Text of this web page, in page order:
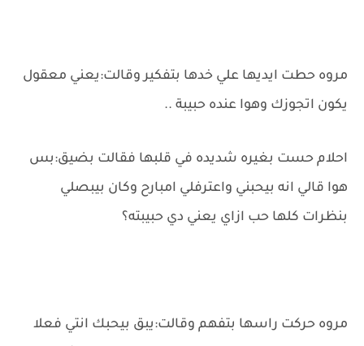
مروه حطت ايديها علي خدها بتفكير وقالت:يعني معقول
يكون اتجوزك وهوا عنده حبيبة ..
احلام حست بغيره شديده في قلبها فقالت بضيق:بس
هوا قالي انه بيحبني واعترفلي امبارح وكان بيبصلي
بنظرات كلها حب ازاي يعني دي حبيبته؟
مروه حركت راسها بتفهم وقالت:يبق بيحبك انتي فعلا